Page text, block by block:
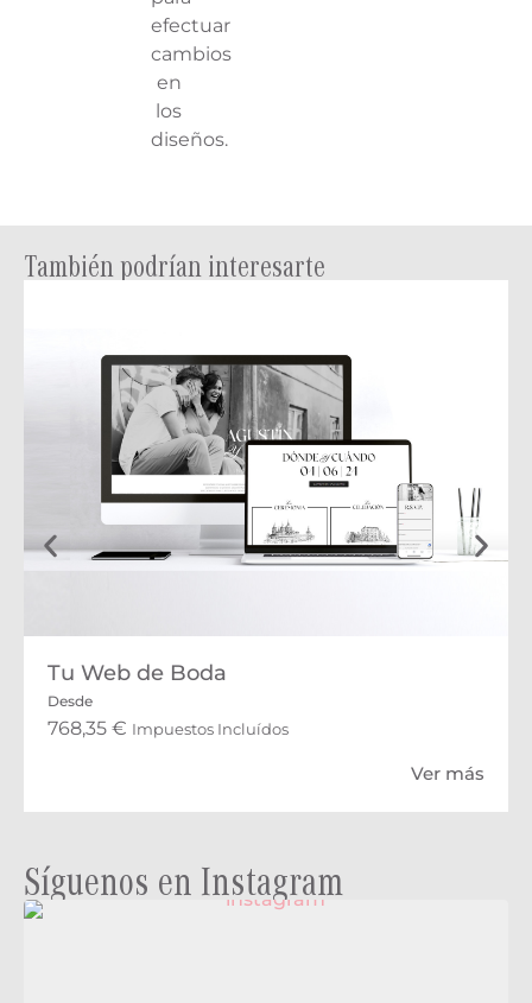
efectuar
cambios
en
los
diseños.
También podrían interesarte
Tu Web de Boda
Desde
768,35 € Impuestos Incluídos
Ver más
Síguenos en Instagram